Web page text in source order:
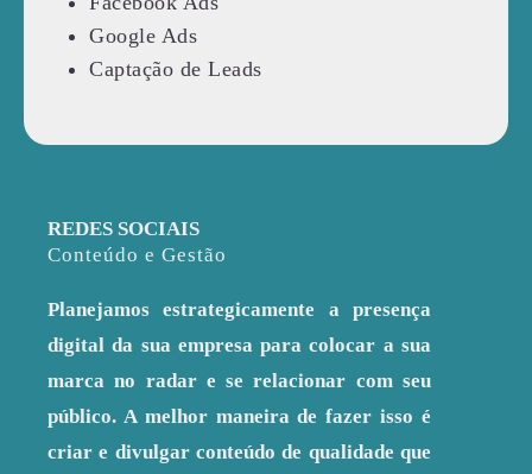
Google Ads
Captação de Leads
REDES SOCIAIS
Conteúdo e Gestão
Planejamos estrategicamente a presença
digital da sua empresa para colocar a sua
marca no radar e se relacionar com seu
público. A melhor maneira de fazer isso é
criar e divulgar conteúdo de qualidade que